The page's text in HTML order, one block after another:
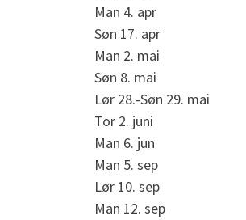
Man 4. apr
Søn 17. apr
Man 2. mai
Søn 8. mai
Lør 28.-Søn 29. mai
Tor 2. juni
Man 6. jun
Man 5. sep
Lør 10. sep
Man 12. sep